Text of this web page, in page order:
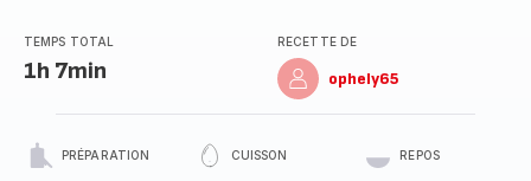
TEMPS TOTAL
1h 7min
RECETTE DE
ophely65
PRÉPARATION CUISSON REPOS